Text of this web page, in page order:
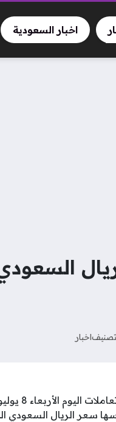
اخبار السعودية
تصنيفاخبار
سعر الريال السعودي